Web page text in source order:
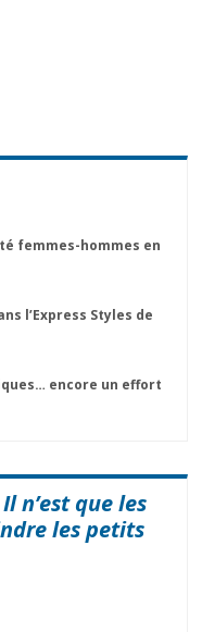
femmes-hommes en
l’Express Styles de
encore un effort
Il n’est que les
les petits